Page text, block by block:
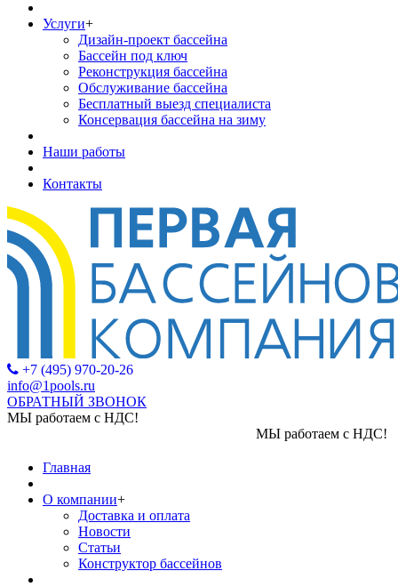
Услуги+
Дизайн-проект бассейна
Бассейн под ключ
Реконструкция бассейна
Обслуживание бассейна
Бесплатный выезд специалиста
Консервация бассейна на зиму
Наши работы
Контакты
+7 (495) 970-20-26
info@1pools.ru
ОБРАТНЫЙ ЗВОНОК
МЫ работаем с НДС!
Главная
О компании+
Доставка и оплата
Новости
Статьи
Конструктор бассейнов